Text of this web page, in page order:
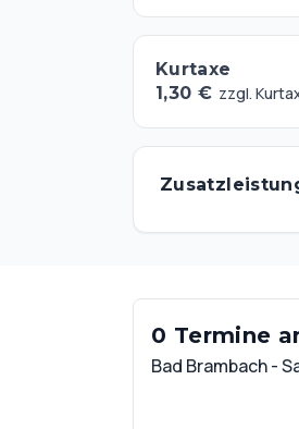
Kurtaxe
1,30 € zzgl.
0 Termine
Bad Brambach -